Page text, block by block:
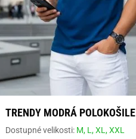
TRENDY MODRÁ POLOKOŠILE
Dostupné velikosti: M, L,XL,XXL